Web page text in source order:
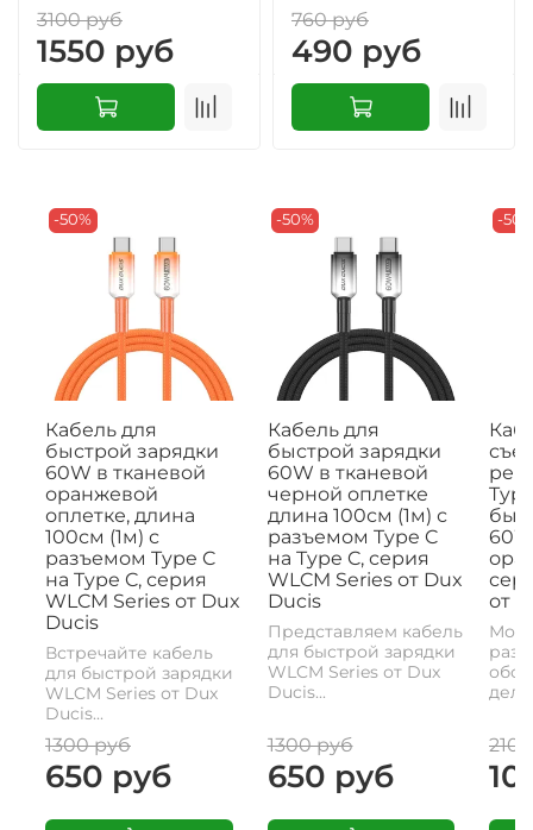
3100 руб
1550 руб
760 руб
490 руб
-50%
Кабель для
быстрой зарядки
60W в тканевой
оранжевой
оплетке, длина
100см (1м) с
разъемом Type C
на Type C, серия
WLCM Series от Dux
Ducis
Встречайте кабель
для быстрой зарядки
WLCM Series от Dux
Ducis...
1300 руб
650 руб
-50%
Кабель для
быстрой зарядки
60W в тканевой
черной оплетке
длина 100см (1м) с
разъемом Type C
на Type C, серия
WLCM Series от Dux
Ducis
Представляем кабель
для быстрой зарядки
WLCM Series от Dux
Ducis...
1300 руб
650 руб
-
от